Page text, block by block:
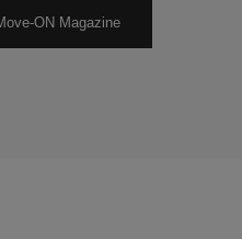
ON Magazine